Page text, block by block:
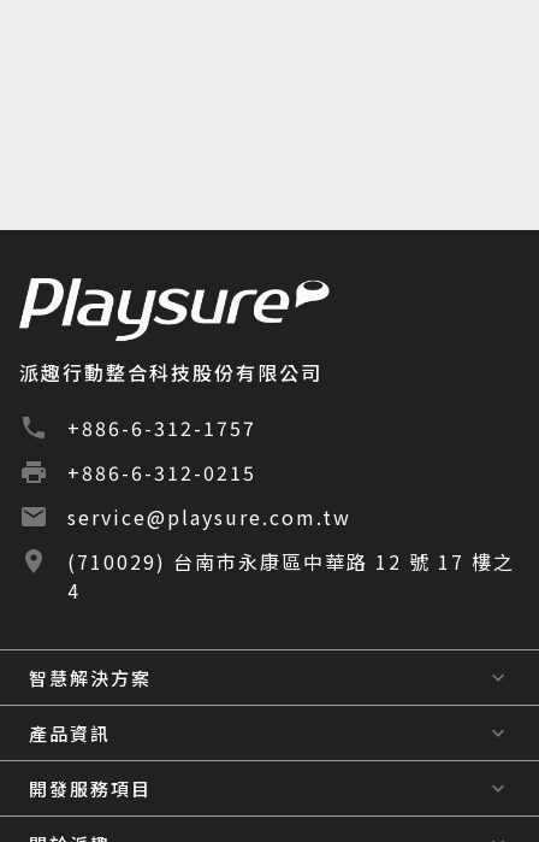
派趣行動整合科技股份有限公司
+886-6-312-1757
+886-6-312-0215
service@playsure.com.tw
(710029) 台南市永康區中華路 12 號 17 樓之
4
智慧解決方案
產品資訊
開發服務項目